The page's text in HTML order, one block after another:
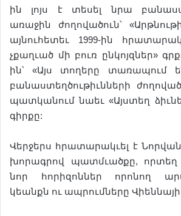
ին լոյս է տեսել նրա
առաջին ժողովածուն՝
այնուհետեւ 1999-ին
չքաղւած մի բուռ ընկոյզներ»
ին՝ «Այս տողերը տառապում
բանաստեղծութիւնների
պատկանում նաեւ «Այստեղ
գիրքը:
Վերջերս հրատարակւել է
խորագրով պատմւածքը, որտեղ
նոր հորիզոններ որոնող
կեանքն ու ապրումները